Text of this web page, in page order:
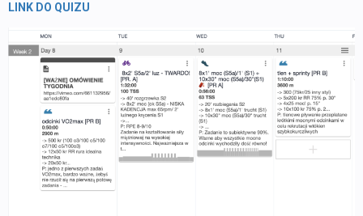
LINK DO QUIZU